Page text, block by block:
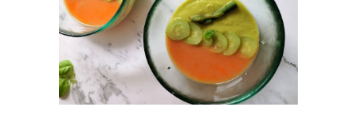
¿TE GUSTARÍA UNIRTE A NUESTRA AVENTURA GASTRON
ÓMICA?
ÚNETE A LA NEWSLETTER
RECOMENDACIONES